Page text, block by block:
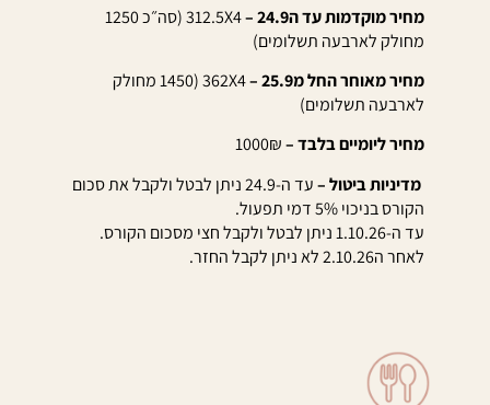
מחיר מוקדמות עד ה24.9 –
312.5X4 (סה״כ 1250
מחולק לארבעה תשלומים)
מחיר מאוחר החל מ25.9 –
362X4 (1450 מחולק
לארבעה תשלומים)
מחיר ליומיים בלבד –
מדיניות ביטול –
עד ה-24.9 ניתן לבטל ולקבל את סכום
הקורס בניכוי 5% דמי תפעול.
עד ה-1.10.26 ניתן לבטל ולקבל חצי מסכום הקורס.
לאחר ה2.10.26 לא ניתן לקבל החזר.